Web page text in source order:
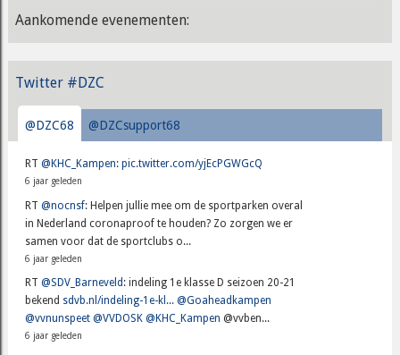
Aankomende evenementen:
Twitter #DZC
@DZC68 @DZCsupport68
RT@KHC_Kampen:pic.twitter.com/yjEcPGWGcQ
6 jaar geleden
RT@nocnsf: Helpen jullie mee om de sportparken overal
in Nederland coronaproof te houden? Zo zorgen we er
samen voor dat de sportclubs o...
6 jaar geleden
RT@SDV_Barneveld : indeling 1e klasse D seizoen 20-21
bekend sdvb.nl/indeling-1e-kl... @Goaheadkampen
@vvnunspeet @VVDOSK @KHC_Kampen @vvben...
6 jaar geleden